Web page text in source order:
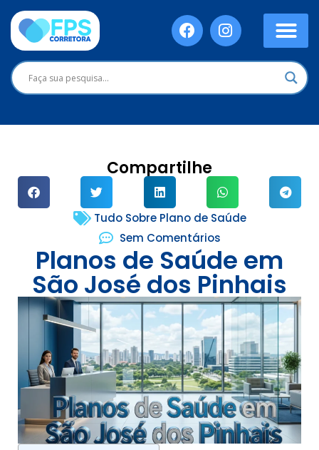
Compartilhe
Tudo Sobre Plano de Saúde
Sem Comentários
Planos de Saúde em
São José dos Pinhais